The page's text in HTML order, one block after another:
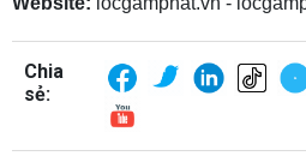
Chia
sẻ: